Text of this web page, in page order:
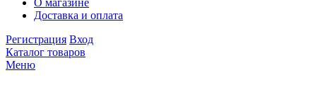
О магазине
Доставка и оплата
Регистрация Вход
Каталог товаров
Меню